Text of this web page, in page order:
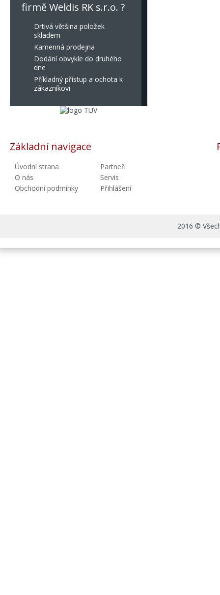
firmě Weldis RK s.r.o. ?
Drtivá většina položek
skladem
Kamenná prodejna
Dodání obvykle do druhého
dne
Příkladný přístup a ochota k
zákazníkovi
Základní navigace
Úvodní strana
O nás
Obchodní podmínky
Partneři
Servis
Přihlášení
2016 ©